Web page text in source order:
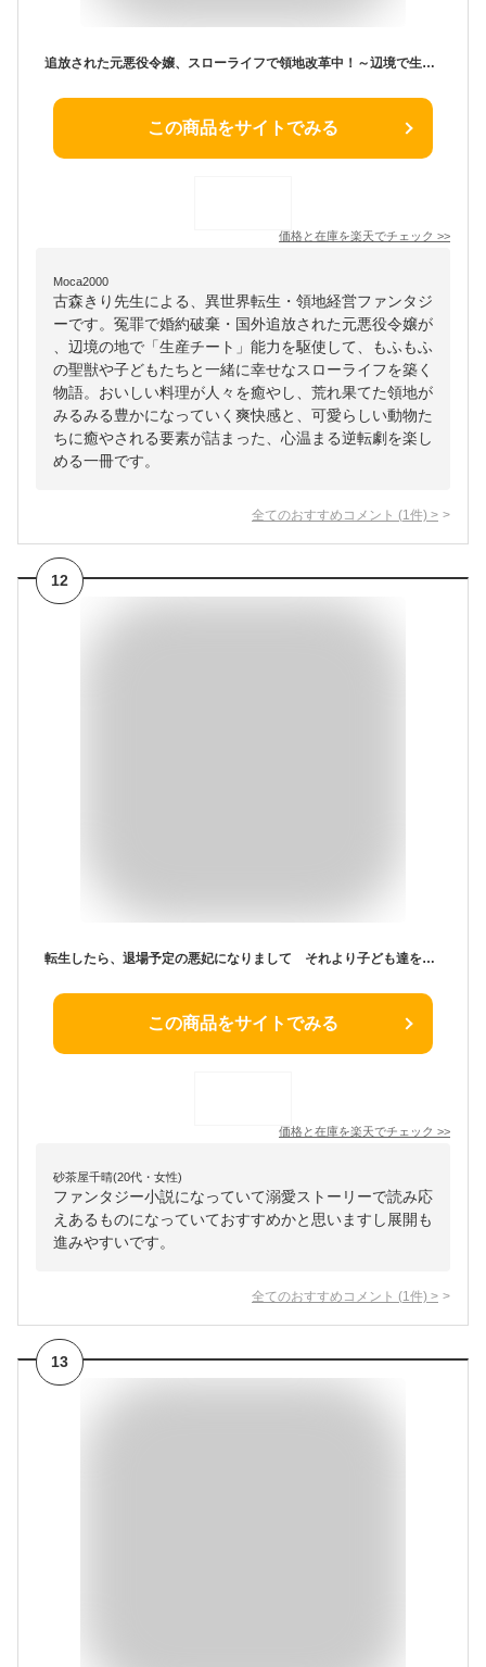
追放された元悪役令嬢、スローライフで領地改革中！～辺境で生産チートが覚醒したもふもふと子ども食堂始めました～ （ベリーズファンタジー） [ 古森きり ]
この商品をサイトでみる
価格と在庫を楽天でチェック >>
Moca2000
古森きり先生による、異世界転生・領地経営ファンタジ
ーです。冤罪で婚約破棄・国外追放された元悪役令嬢が
、辺境の地で「生産チート」能力を駆使して、もふもふ
の聖獣や子どもたちと一緒に幸せなスローライフを築く
物語。おいしい料理が人々を癒やし、荒れ果てた領地が
みるみる豊かになっていく爽快感と、可愛らしい動物た
ちに癒やされる要素が詰まった、心温まる逆転劇を楽し
める一冊です。
全てのおすすめコメント (1 件) >
12
転生したら、退場予定の悪妃になりまして それより子ども達を甘やかしたくて仕方がないんです （ベリーズファンタジー） [ イシクロ ]
この商品をサイトでみる
価格と在庫を楽天でチェック >>
砂茶屋千晴(20代・女性)
ファンタジー小説になっていて溺愛ストーリーで読み応
えあるものになっていておすすめかと思いますし展開も
進みやすいです。
全てのおすすめコメント (1 件) >
13